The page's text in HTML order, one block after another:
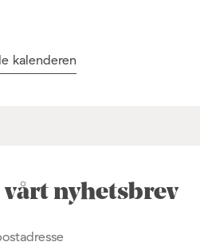
kalenderen
vårt nyhetsbrev